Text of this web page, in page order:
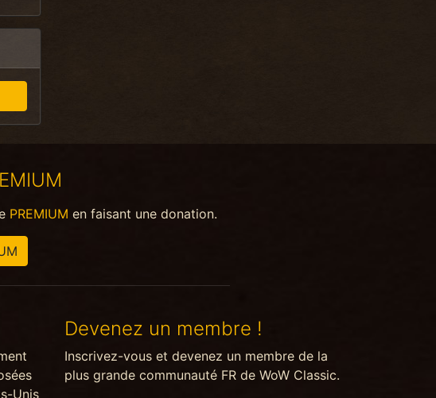
PREMIUM en faisant une donation.
Unis
Devenez un membre !
Inscrivez-vous et devenez un membre de la
plus grande communauté FR de WoW Classic.